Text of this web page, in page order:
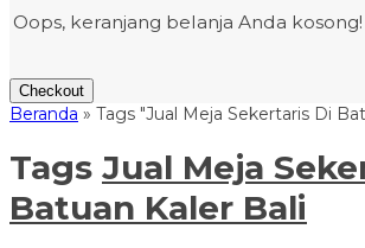
Oops, keranjang belanja Anda kosong!
Checkout
Beranda » Tags "Jual Meja Sekertaris Di
Tags Jual Meja
Batuan Kaler Bali